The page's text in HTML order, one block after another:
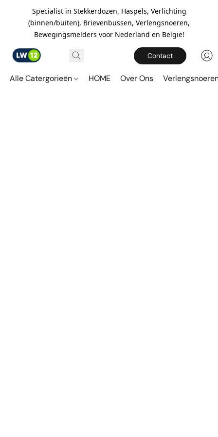
Specialist in Stekkerdozen, Haspels, Verlichting
(binnen/buiten), Brievenbussen, Verlengsnoeren,
Bewegingsmelders voor Nederland en België!
Contact
Alle Catergorieën HOME Over Ons